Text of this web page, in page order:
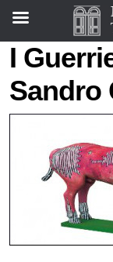
I
Sandro